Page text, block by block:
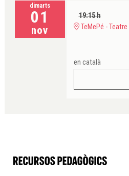
dimarts
01
nov
19:15 h
TeMePé - Teatre
en català